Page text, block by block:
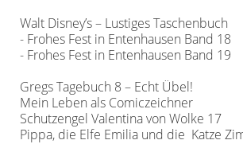
Walt Disney’s – Lustiges Taschenbuch
- Frohes Fest in Entenhausen Band 18
- Frohes Fest in Entenhausen Band 19
Gregs Tagebuch 8 – Echt Übel!
Mein Leben als Comiczeichner
Schutzengel Valentina von Wolke 17
Pippa, die Elfe Emilia und die Katze